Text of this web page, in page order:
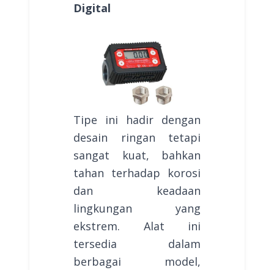
Digital
Tipe ini hadir dengan
desain ringan tetapi
sangat kuat, bahkan
tahan terhadap korosi
dan keadaan
lingkungan yang
ekstrem. Alat ini
tersedia dalam
berbagai model,